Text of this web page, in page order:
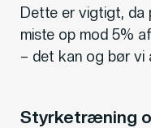
Dette er vigtigt, da
miste op mod 5%
– det kan og bør
Styrketræning